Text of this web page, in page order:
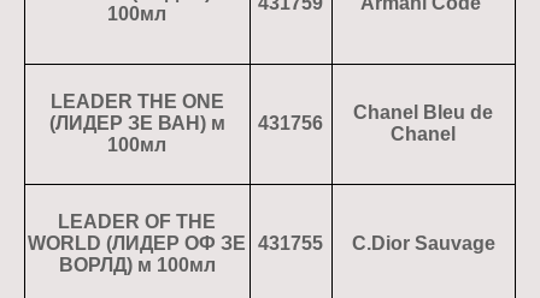
100мл
LEADER THE ONE
(ЛИДЕР ЗЕ ВАН) м
100мл
431756
Chanel Bleu de
Chanel
LEADER OF THE
WORLD (ЛИДЕР ОФ ЗЕ
ВОРЛД) м 100мл
431755 C.Dior Sauvage